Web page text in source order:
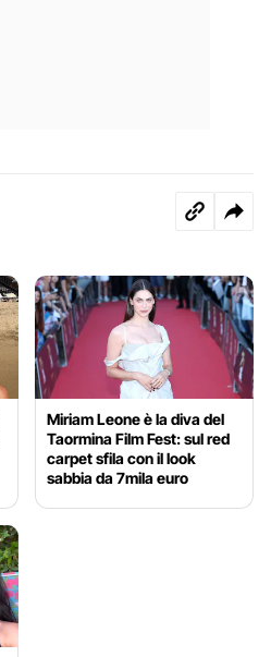
Miriam Leone è la diva del
Taormina Film Fest: sul red
carpet sfila con il look
sabbia da 7mila euro